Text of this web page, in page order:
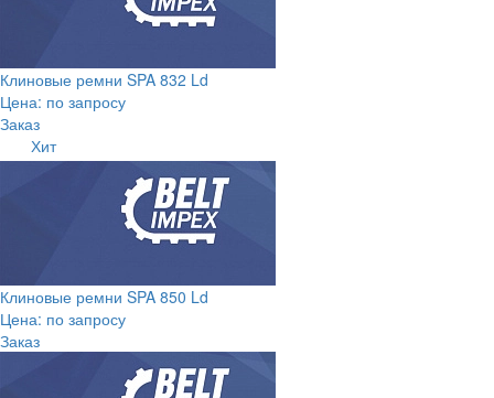
Клиновые ремни SPA 832 Ld
Цена: по запросу
Заказ
Хит
Клиновые ремни SPA 850 Ld
Цена: по запросу
Заказ